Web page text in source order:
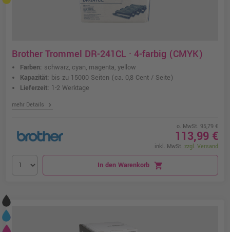
Brother Trommel DR-241CL · 4-farbig (CMYK)
Farben: schwarz, cyan, magenta, yellow
Kapazität: bis zu 15000 Seiten (ca. 0,8 Cent / Seite)
Lieferzeit: 1-2 Werktage
mehr Details chevron_right
o. MwSt. 95,79 €
113,99 €
inkl. MwSt. zzgl. Versand
In den Warenkorb shopping_cart